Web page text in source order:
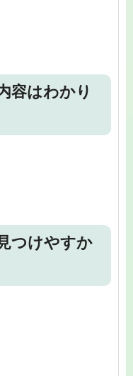
容はわかり
つけやすか